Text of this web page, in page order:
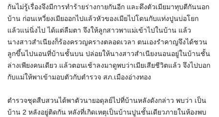
กันไม่รู้เรื่องจึงมีการทำร้ายร่างกายกันอีก และดึงตัวเมียมาทุบตีกันนอก
บ้าน ก่อนเหวี่ยงเมียออกไปแล้วหัวของเมียไปโดนกับแท่งปูนบ่อโยก
แล้วแน่นิ่งไป ได้แต่ลืมตา จึงให้ลูกสาวพาแม่เข้าไปในบ้าน แล้ว
นางสาวสำเนียงก็ร้องครวญครางตลอดเวลา ตนเองรำคาญจึงได้ชวน
ลูกขึ้นไปนอนที่บ้านชั้นบน ปล่อยให้นางสาวสำเนียงนอนอยู่ในบ้านชั้น
ล่างเพียงคนเดียว แล้วตอนเช้าลงมาดูพบว่าเมียเสียชีวิตแล้ว จึงไปบอก
กับแม่ให้พาเข้ามอบตัวกับตำรวจ สภ.เมืองอ่างทอง
ตำรวจชุดสืบสวนได้พาตัวนายอดุลย์ไปที่บ้านหลังดังกล่าว พบว่า เป็น
บ้าน 2 หลังอยู่ติดกัน หลังที่เกิดเหตุเป็นบ้านปูนชั้นเดียวภายในห้องพบ